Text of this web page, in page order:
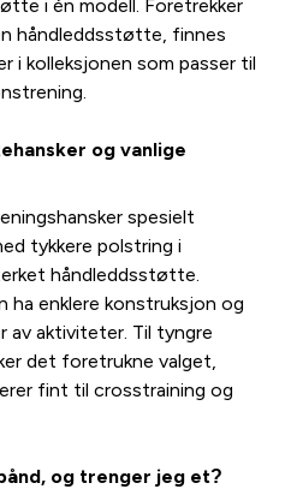
i én modell. Foretrekker
håndleddsstøtte, finnes
i kolleksjonen som passer til
og vanlige
spesielt
tykkere polstring i
håndleddsstøtte.
ha enklere konstruksjon og
av aktiviteter. Til tyngre
det foretrukne valget,
fint til crosstraining og
og trenger jeg et?